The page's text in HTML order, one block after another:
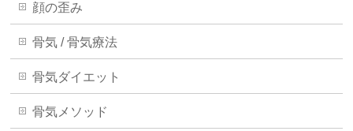
顔の歪み
骨気 / 骨気療法
骨気ダイエット
骨気メソッド